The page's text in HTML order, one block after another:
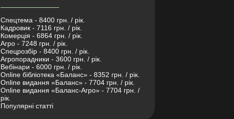
Спецтема - 8400 грн. / рік.
Кадровик - 7116 грн. / рік.
Комерція - 6864 грн. / рік.
Агро - 7248 грн. / рік.
Спецрозбір - 8400 грн. / рік.
Агропорадники - 3600 грн. / рік.
Вебінари - 6000 грн. / рік.
Online бібліотека «Баланс» - 8352 грн. / рік.
Online видання «Баланс» - 7704 грн. / рік.
Online видання «Баланс-Агро» - 7704 грн. /
рік.
Популярні статті